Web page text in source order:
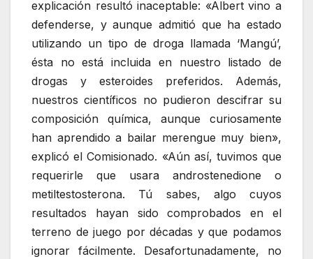
explicación resultó inaceptable: «Albert vino a
defenderse, y aunque admitió que ha estado
utilizando un tipo de droga llamada ‘Mangú’,
ésta no está incluida en nuestro listado de
drogas y esteroides preferidos. Además,
nuestros científicos no pudieron descifrar su
composición química, aunque curiosamente
han aprendido a bailar merengue muy bien»,
explicó el Comisionado. «Aún así, tuvimos que
requerirle que usara androstenedione o
metiltestosterona. Tú sabes, algo cuyos
resultados hayan sido comprobados en el
terreno de juego por décadas y que podamos
ignorar fácilmente. Desafortunadamente, no